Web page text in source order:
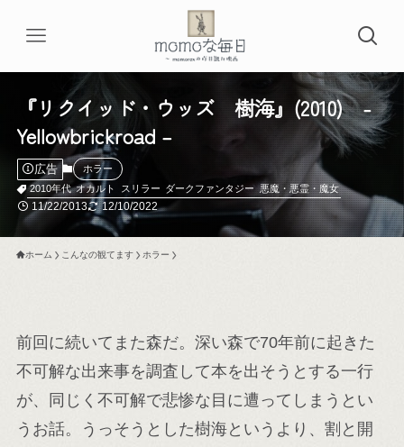
『リクイッド・ウッズ 樹海』(2010) -
Yellowbrickroad –
広告
ホラー
2010年代 オカルト スリラー ダークファンタジー 悪魔・悪霊・魔女
11/22/2013 12/10/2022
ホーム こんなの観てます ホラー
前回に続いてまた森だ。深い森で70年前に起きた
不可解な出来事を調査して本を出そうとする一行
が、同じく不可解で悲惨な目に遭ってしまうとい
うお話。うっそうとした樹海というより、割と開